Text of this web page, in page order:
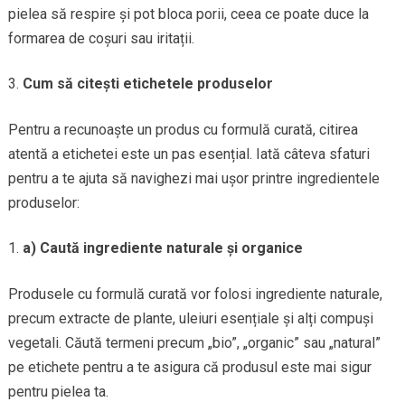
pielea să respire și pot bloca porii, ceea ce poate duce la
formarea de coșuri sau iritații.
Cum să citești etichetele produselor
Pentru a recunoaște un produs cu formulă curată, citirea
atentă a etichetei este un pas esențial. Iată câteva sfaturi
pentru a te ajuta să navighezi mai ușor printre ingredientele
produselor:
a) Caută ingrediente naturale și organice
Produsele cu formulă curată vor folosi ingrediente naturale,
precum extracte de plante, uleiuri esențiale și alți compuși
vegetali. Căută termeni precum „bio”, „organic” sau „natural”
pe etichete pentru a te asigura că produsul este mai sigur
pentru pielea ta.